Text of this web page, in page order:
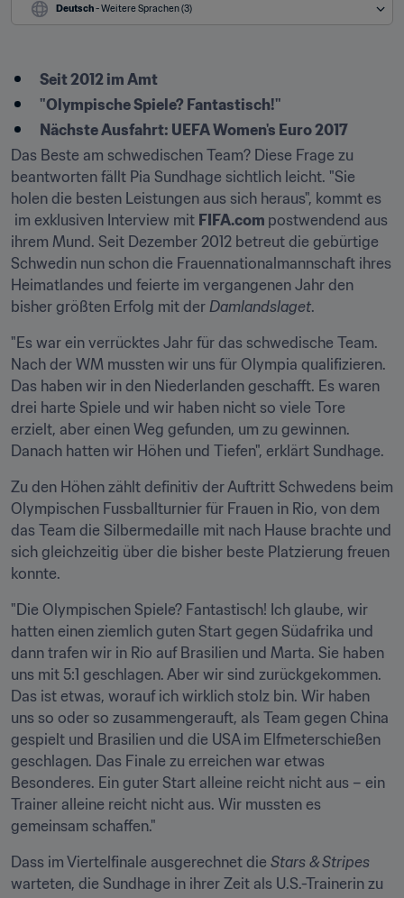
Deutsch - Weitere Sprachen (3)
Seit 2012 im Amt
"Olympische Spiele? Fantastisch!"
Nächste Ausfahrt: UEFA Women's Euro 2017
Das Beste am schwedischen Team? Diese Frage zu
beantworten fällt Pia Sundhage sichtlich leicht. "Sie
holen die besten Leistungen aus sich heraus", kommt es​
im exklusiven Interview mit FIFA.com postwendend aus
ihrem Mund. Seit Dezember 2012 betreut die gebürtige
Schwedin nun schon die Frauennationalmannschaft ihres
Heimatlandes und feierte im vergangenen Jahr den
bisher größten Erfolg mit der Damlandslaget.
"Es war ein verrücktes Jahr für das schwedische Team.
Nach der WM mussten wir uns für Olympia qualifizieren.
Das haben wir in den Niederlanden geschafft. Es waren
drei harte Spiele und wir haben nicht so viele Tore
erzielt, aber einen Weg gefunden, um zu gewinnen.
Danach hatten wir Höhen und Tiefen", erklärt Sundhage.
Zu den Höhen zählt definitiv der Auftritt Schwedens beim
Olympischen Fussballturnier für Frauen in Rio, von dem
das Team die Silbermedaille mit nach Hause brachte und
sich gleichzeitig über die bisher beste Platzierung freuen
konnte.
"Die Olympischen Spiele? Fantastisch! Ich glaube, wir
hatten einen ziemlich guten Start gegen Südafrika und
dann trafen wir in Rio auf Brasilien und Marta. Sie haben
uns mit 5:1 geschlagen. Aber wir sind zurückgekommen.
Das ist etwas, worauf ich wirklich stolz bin. Wir haben
uns so oder so zusammengerauft, als Team gegen China
gespielt und Brasilien und die USA im Elfmeterschießen
geschlagen. Das Finale zu erreichen war etwas
Besonderes. Ein guter Start alleine reicht nicht aus – ein
Trainer alleine reicht nicht aus. Wir mussten es
gemeinsam schaffen."
Dass im Viertelfinale ausgerechnet die
warteten, die Sundhage in ihrer Zeit als U.S.-Trainerin zu